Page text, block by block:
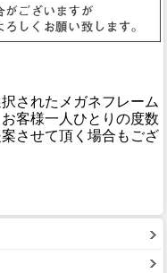
されたメガネフレーム
客様一人ひとりの度数
させて頂く場合もござ